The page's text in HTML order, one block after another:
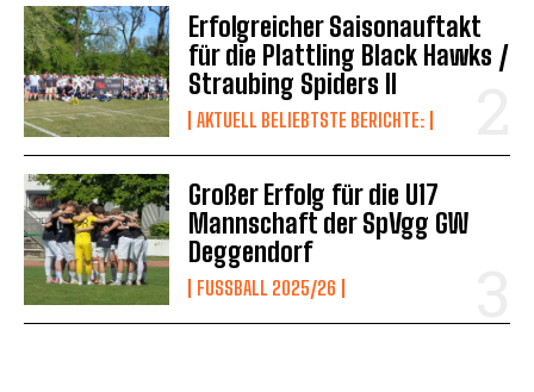
Erfolgreicher Saisonauftakt
für die Plattling Black Hawks /
Straubing Spiders II
AKTUELL BELIEBTSTE BERICHTE:
Großer Erfolg für die U17
Mannschaft der SpVgg GW
Deggendorf
FUSSBALL 2025/26